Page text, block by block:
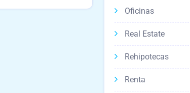
Oficinas
Real Estate
Rehipotecas
Renta